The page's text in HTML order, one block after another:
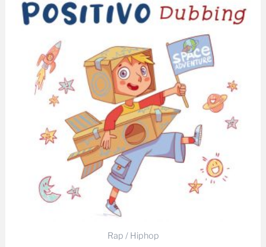
Rap / Hiphop